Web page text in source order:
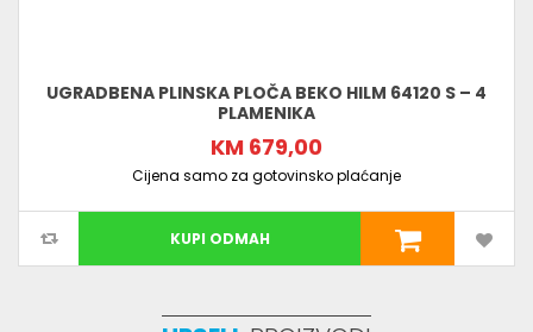
UGRADBENA PLINSKA PLOČA BEKO HILM 64120 S – 4
PLAMENIKA
KM 679,00
Cijena samo za gotovinsko plaćanje
KUPI ODMAH